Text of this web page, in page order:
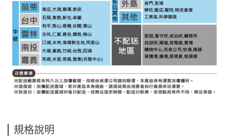
規格說明